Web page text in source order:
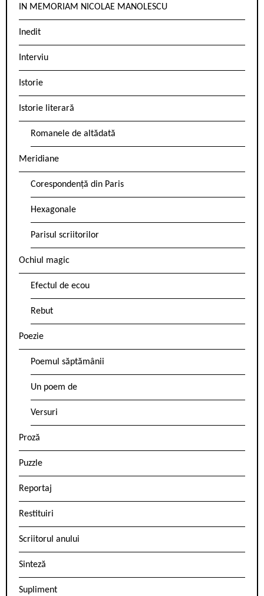
IN MEMORIAM NICOLAE MANOLESCU
Inedit
Interviu
Istorie
Istorie literară
Romanele de altădată
Meridiane
Corespondență din Paris
Hexagonale
Parisul scriitorilor
Ochiul magic
Efectul de ecou
Rebut
Poezie
Poemul săptămânii
Un poem de
Versuri
Proză
Puzzle
Reportaj
Restituiri
Scriitorul anului
Sinteză
Supliment